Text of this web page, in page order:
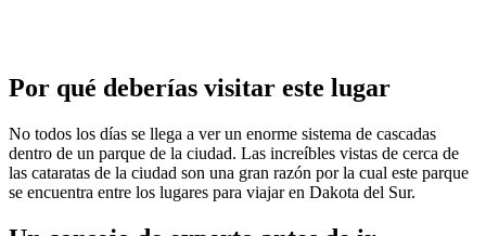
Por qué deberías visitar este lugar
No todos los días se llega a ver un enorme sistema de cascadas
dentro de un parque de la ciudad. Las increíbles vistas de cerca de
las cataratas de la ciudad son una gran razón por la cual este parque
se encuentra entre los lugares para viajar en Dakota del Sur.